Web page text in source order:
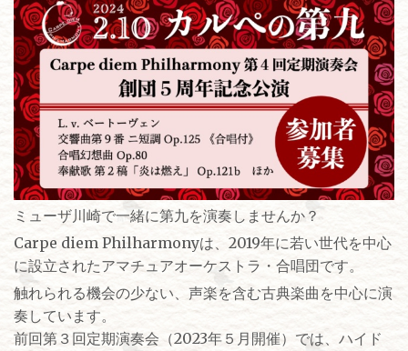
ミューザ川崎で一緒に第九を演奏しませんか？
Carpe diem Philharmonyは、2019年に若い世代を中心
に設立されたアマチュアオーケストラ・合唱団です。
触れられる機会の少ない、声楽を含む古典楽曲を中心に演
奏しています。
前回第３回定期演奏会（2023年５月開催）では、ハイド